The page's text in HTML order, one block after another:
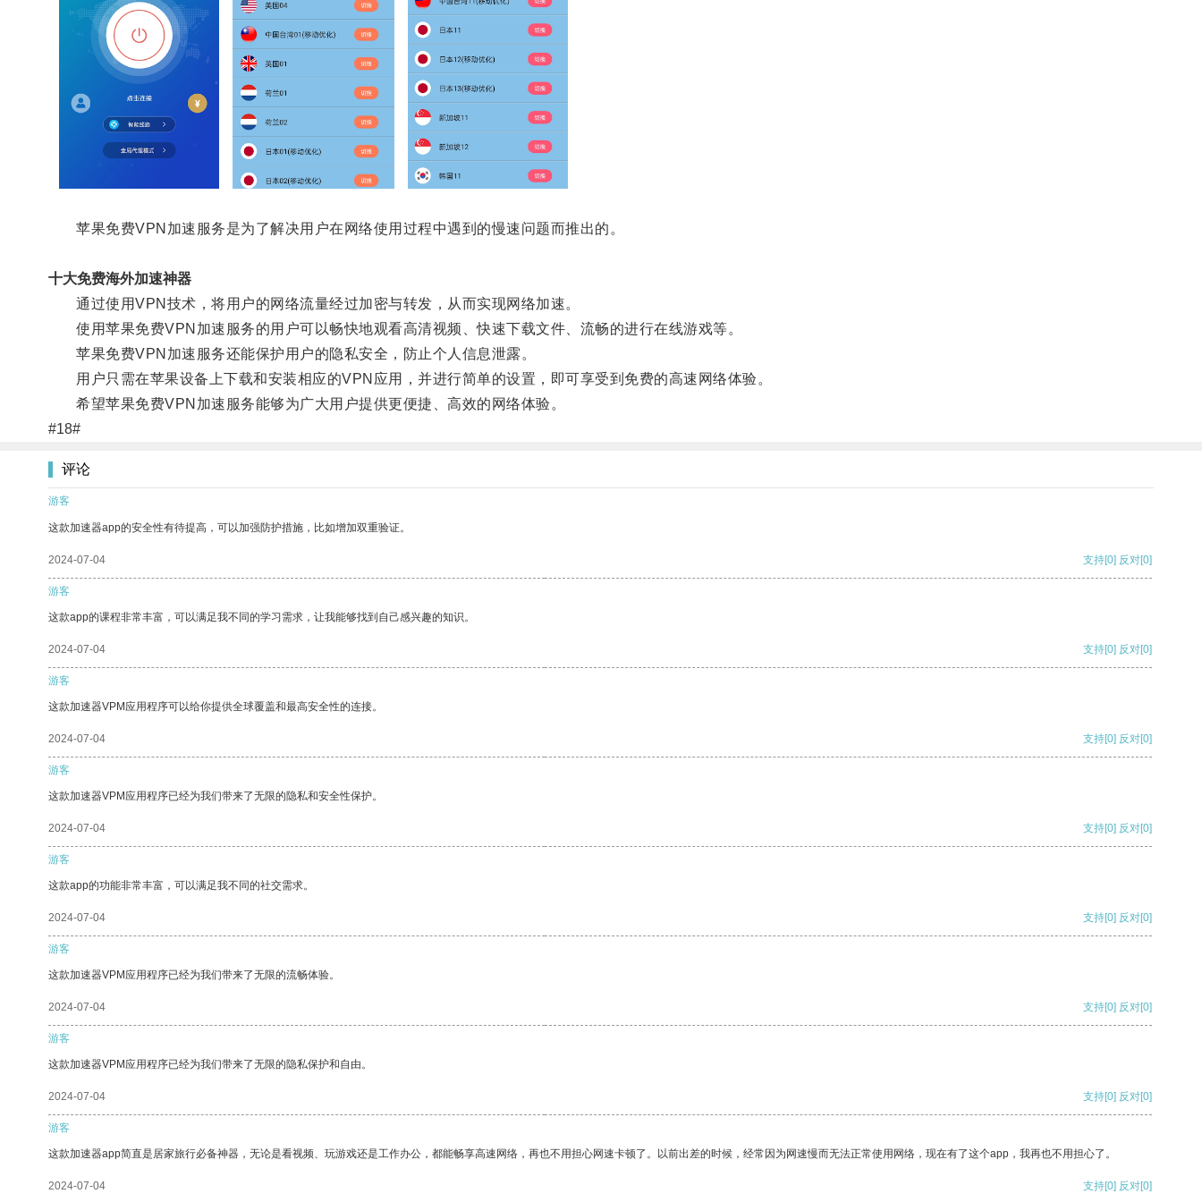
苹果免费VPN加速服务是为了解决用户在网络使用过程中遇到的慢速问题而推出的。
十大免费海外加速神器
通过使用VPN技术，将用户的网络流量经过加密与转发，从而实现网络加速。
使用苹果免费VPN加速服务的用户可以畅快地观看高清视频、快速下载文件、流畅的进行在线游戏等。
苹果免费VPN加速服务还能保护用户的隐私安全，防止个人信息泄露。
用户只需在苹果设备上下载和安装相应的VPN应用，并进行简单的设置，即可享受到免费的高速网络体验。
希望苹果免费VPN加速服务能够为广大用户提供更便捷、高效的网络体验。
#18#
评论
游客
这款加速器app的安全性有待提高，可以加强防护措施，比如增加双重验证。
2024-07-04 支持[0] 反对[0]
游客
这款app的课程非常丰富，可以满足我不同的学习需求，让我能够找到自己感兴趣的知识。
2024-07-04 支持[0] 反对[0]
游客
这款加速器VPM应用程序可以给你提供全球覆盖和最高安全性的连接。
2024-07-04 支持[0] 反对[0]
游客
这款加速器VPM应用程序已经为我们带来了无限的隐私和安全性保护。
2024-07-04 支持[0] 反对[0]
游客
这款app的功能非常丰富，可以满足我不同的社交需求。
2024-07-04 支持[0] 反对[0]
游客
这款加速器VPM应用程序已经为我们带来了无限的流畅体验。
2024-07-04 支持[0] 反对[0]
游客
这款加速器VPM应用程序已经为我们带来了无限的隐私保护和自由。
2024-07-04 支持[0] 反对[0]
游客
这款加速器app简直是居家旅行必备神器，无论是看视频、玩游戏还是工作办公，都能畅享高速网络，再也不用担心网速卡顿了。以前出差的时候，经常因为网速慢而无法正常使用网络，现在有了这个app，我再也不用担心了。
2024-07-04 支持[0] 反对[0]